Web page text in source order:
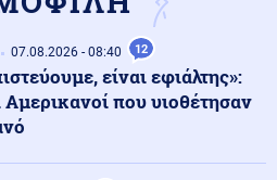
Ποιες αλλαγές φέρνει η 28η
07.08.2026 - 08:40 12
είναι εφιάλτης»:
Αμερικανοί που υιοθέτησαν